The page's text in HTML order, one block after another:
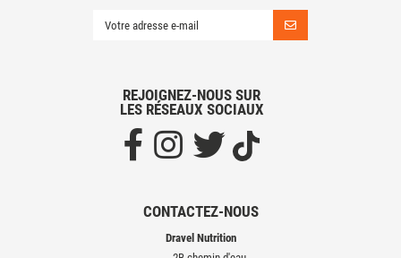
CONTACTEZ-NOUS
Dravel Nutrition
REJOIGNEZ-NOUS SUR
LES RÉSEAUX SOCIAUX